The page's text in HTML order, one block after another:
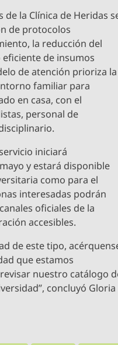
la Clínica de Heridas
de protocolos
la reducción del
de insumos
de atención prioriza la
familiar para
en casa, con el
personal de
iniciará
y estará disponible
como para el
interesadas podrán
oficiales de la
accesibles.
de este tipo,
que estamos
nuestro catálogo
concluyó Gloria